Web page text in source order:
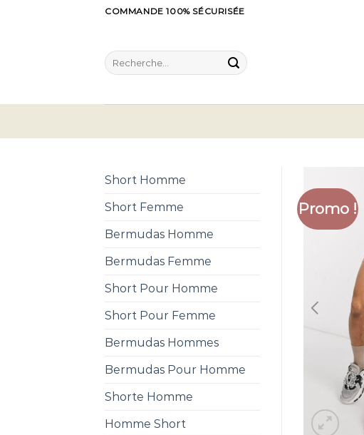
COMMANDE 100% SÉCURISÉE
Recherche
pour :
Short Homme
Short Femme
Bermudas Homme
Bermudas Femme
Short Pour Homme
Short Pour Femme
Bermudas Hommes
Bermudas Pour Homme
Shorte Homme
Homme Short
Promo !